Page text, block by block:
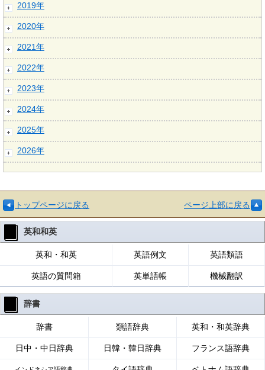
2019年
2020年
2021年
2022年
2023年
2024年
2025年
2026年
トップページに戻る ページ上部に戻る
英和和英
英和・和英 英語例文 英語類語
英語の質問箱 英単語帳 機械翻訳
辞書
辞書 類語辞典 英和・和英辞典
日中・中日辞典 日韓・韓日辞典 フランス語辞典